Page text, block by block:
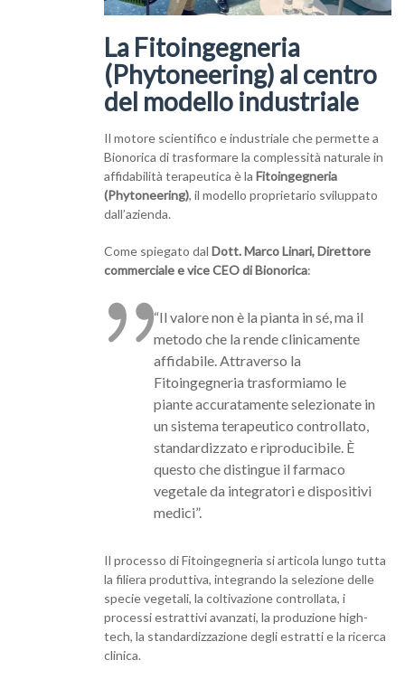
La Fitoingegneria
(Phytoneering) al centro
del modello industriale
Il motore scientifico e industriale che permette a
Bionorica di trasformare la complessità naturale in
affidabilità terapeutica è la Fitoingegneria
(Phytoneering), il modello proprietario sviluppato
dall’azienda.
Come spiegato dal Dott. Marco Linari, Direttore
commerciale e vice CEO di Bionorica:
“Il valore non è la pianta in sé, ma il
metodo che la rende clinicamente
affidabile. Attraverso la
Fitoingegneria trasformiamo le
piante accuratamente selezionate in
un sistema terapeutico controllato,
standardizzato e riproducibile. È
questo che distingue il farmaco
vegetale da integratori e dispositivi
medici”.
Il processo di Fitoingegneria si articola lungo tutta
la filiera produttiva, integrando la selezione delle
specie vegetali, la coltivazione controllata, i
processi estrattivi avanzati, la produzione high-
tech, la standardizzazione degli estratti e la ricerca
clinica.